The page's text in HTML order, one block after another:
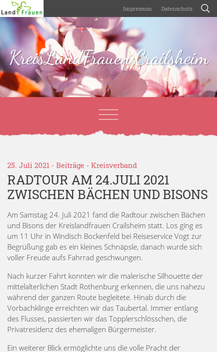
Impressum Datenschutz
KreisLandFrauen Crailsheim
25. Juli 2021 - Beiträge - Kreisverband
RADTOUR AM 24.JULI 2021
ZWISCHEN BÄCHEN UND BISONS
Am Samstag 24. Juli 2021 fand die Radtour zwischen Bächen
und Bisons der Kreislandfrauen Crailsheim statt. Los ging es
um 11 Uhr in Windisch Bockenfeld bei Reiseservice Vogt zur
Begrüßung gab es ein kleines Schnäpsle, danach wurde sich
voller Freude aufs Fahrrad geschwungen.
Nach kurzer Fahrt konnten wir die malerische Silhouette der
mittelalterlichen Stadt Rothenburg erkennen, die uns nahezu
während der ganzen Route begleitete. Hinab durch die
Vorbachklinge erreichten wir das Taubertal. Immer entlang
des Flusses, passierten wir das Topplerschlösschen, die
Privatresidenz des ehemaligen Bürgermeister.
Ein weiterer Blick ermöglichte uns die volle Pracht der